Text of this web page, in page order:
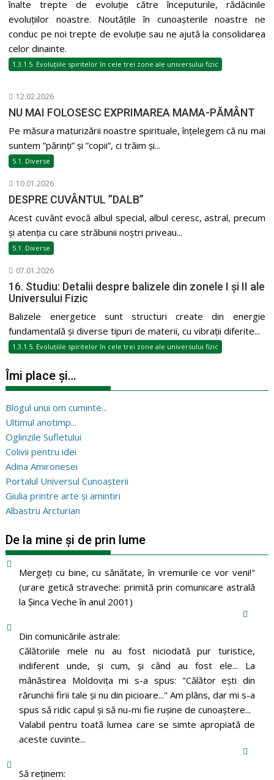
înalte trepte de evoluție către începuturile, rădăcinile
evoluțiilor noastre. Noutățile în cunoașterile noastre ne
conduc pe noi trepte de evoluție sau ne ajută la consolidarea
celor dinainte.
1.3.1.5. Evoluțiile spiritelor în cele trei zone ale universului fizic
12.02.2026
NU MAI FOLOSESC EXPRIMAREA MAMA-PĂMÂNT
Pe măsura maturizării noastre spirituale, înțelegem că nu mai
suntem ”părinți” și ”copii”, ci trăim și...
5.1. Diverse
10.01.2026
DESPRE CUVÂNTUL ”DALB”
Acest cuvânt evocă albul special, albul ceresc, astral, precum
și atenția cu care străbunii noștri priveau...
5.1. Diverse
07.01.2026
16. Studiu: Detalii despre balizele din zonele I și II ale
Universului Fizic
Balizele energetice sunt structuri create din energie
fundamentală și diverse tipuri de materii, cu vibrații diferite...
1.3.1.5. Evoluțiile spiritelor în cele trei zone ale universului fizic
Îmi place și…
Blogul unui om cuminte...
Ultimul anotimp...
Oglinzile Sufletului
Colivii pentru idei
Adina Amironesei
Portalul Universul Cunoașterii
Giulia printre arte și amintiri
Albastru Arcturian
De la mine și de prin lume
Mergeţi cu bine, cu sănătate, în vremurile ce vor veni!"
(urare getică straveche: primită prin comunicare astrală
la Şinca Veche în anul 2001)
Din comunicările astrale:
Călătoriile mele nu au fost niciodată pur turistice,
indiferent unde, și cum, și când au fost ele... La
mânăstirea Moldoviţa mi s-a spus: "Călător eşti din
rărunchii firii tale şi nu din picioare..." Am plâns, dar mi s-a
spus să ridic capul şi să nu-mi fie ruşine de cunoaştere...
Valabil pentru toată lumea care se simte apropiată de
aceste cuvinte...
Să reținem: